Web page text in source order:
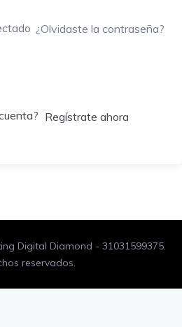
¿Olvidaste la contraseña?
Regístrate ahora
Digital Diamond - 31031599375.
reservados.